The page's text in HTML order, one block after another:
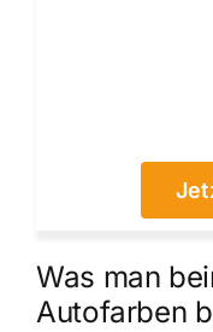
Was man
Autofarben